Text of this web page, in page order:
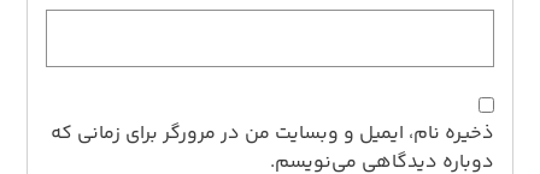
ذخیره نام، ایمیل و وبسایت من در مرورگر برای زمانی که
دوباره دیدگاهی می‌نویسم.